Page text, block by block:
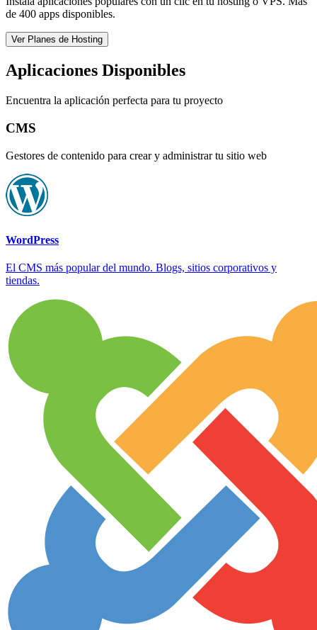
de 400 apps disponibles.
Ver Planes de Hosting
Aplicaciones Disponibles
Encuentra la aplicación perfecta para tu proyecto
CMS
Gestores de contenido para crear y administrar tu sitio web
WordPress
El CMS más popular del mundo. Blogs, sitios corporativos y
tiendas.